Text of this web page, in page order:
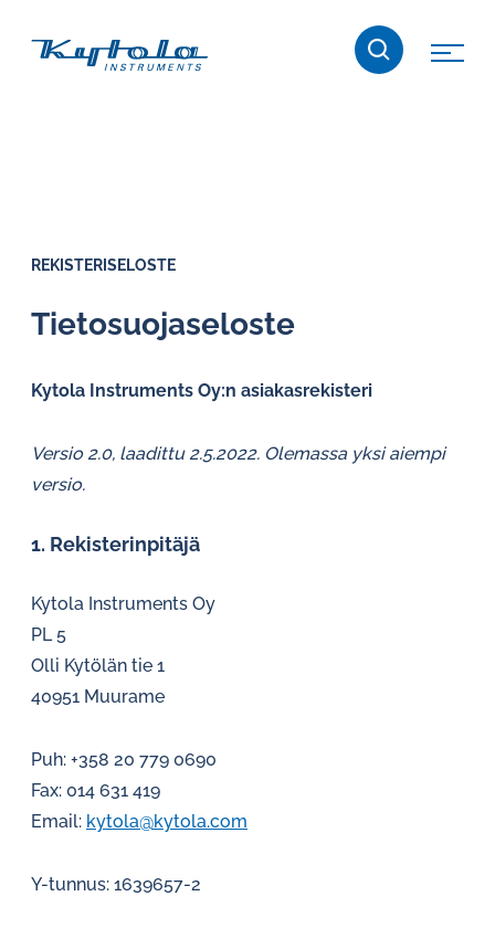
suoraan
sisältöön
mittaukseen,
valvontaan
öljykiertovoiteluun.
REKISTERISELOSTE
Tie­to­suo­ja­se­los­te
Kytola Instruments Oy:n asiakasrekisteri
Versio 2.0, laadittu 2.5.2022. Olemassa yksi aiempi
versio.
1. Rekisterinpitäjä
Kytola Instruments Oy
PL 5
Olli Kytölän tie 1
40951 Muurame
Puh: +358 20 779 0690
Fax: 014 631 419
Email: kytola@kytola.com
Y-tunnus: 1639657-2